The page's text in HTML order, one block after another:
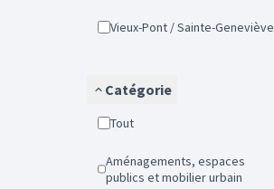
Vieux-Pont / Sainte-Geneviève
Catégorie
Tout
Aménagements, espaces
publics et mobilier urbain